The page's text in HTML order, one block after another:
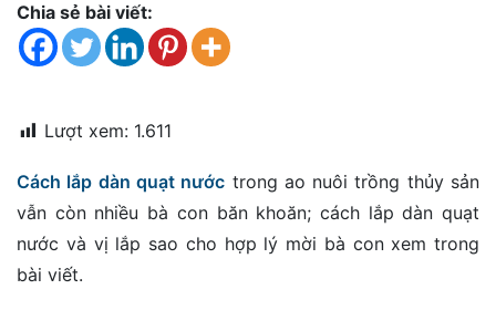
Ventek
Hướng
đặt
Quy
định
Blog
sẻ
Chia sẻ bài viết:
Lượt xem: 1.611
Cách lắp dàn quạt nước trong ao nuôi trồng thủy sản
vẫn còn nhiều bà con băn khoăn; cách lắp dàn quạt
nước và vị lắp sao cho hợp lý mời bà con xem trong
bài viết.